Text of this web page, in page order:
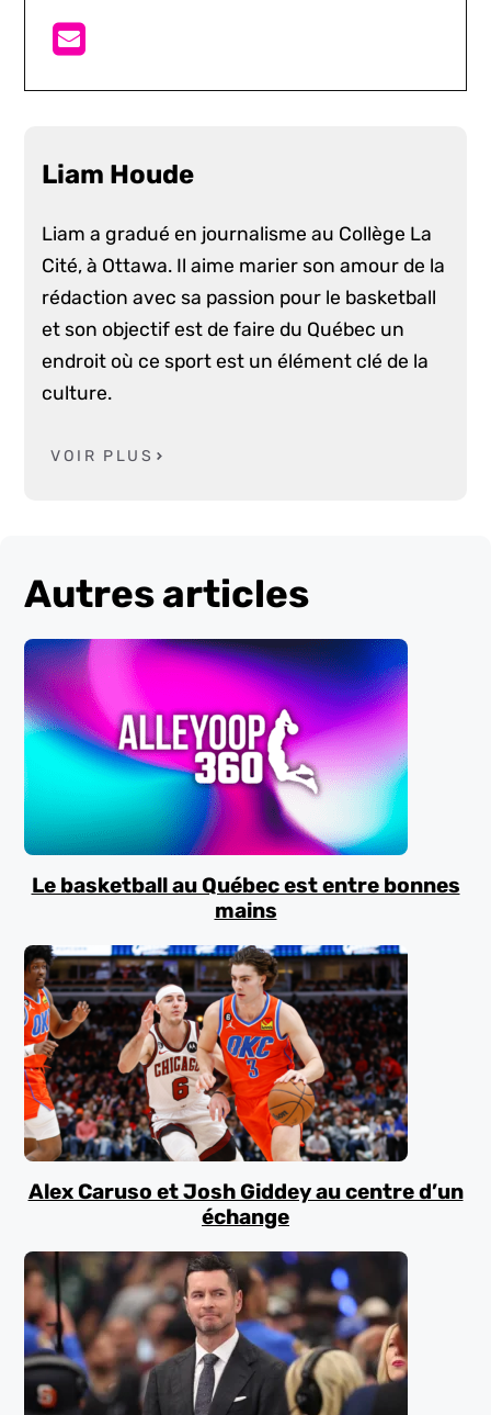
Liam Houde
Liam a gradué en journalisme au Collège La
Cité, à Ottawa. Il aime marier son amour de la
rédaction avec sa passion pour le basketball
et son objectif est de faire du Québec un
endroit où ce sport est un élément clé de la
culture.
VOIR PLUS
Autres articles
Le basketball au Québec est entre bonnes
mains
Alex Caruso et Josh Giddey au centre d’un
échange